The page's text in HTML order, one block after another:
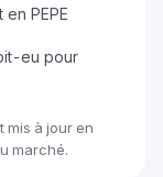
PEPE
eu pour
mis à jour en
marché.